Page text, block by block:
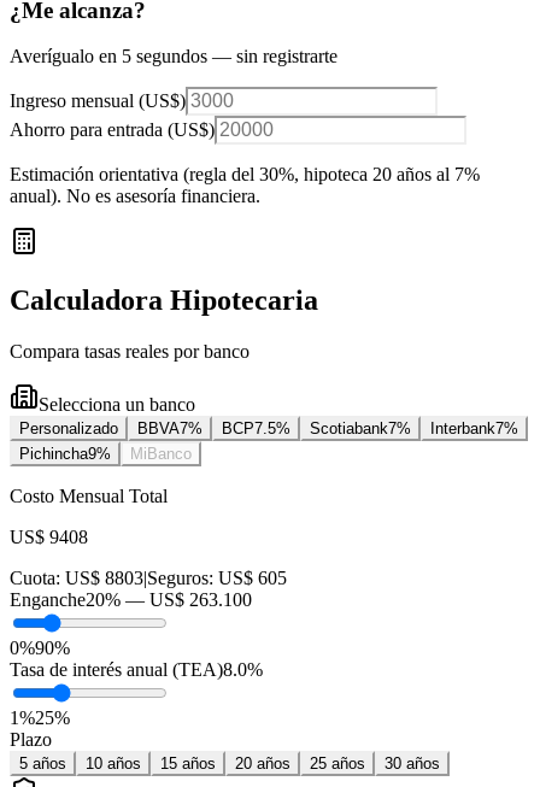
¿Me alcanza?
Averígualo en 5 segundos — sin registrarte
Ingreso mensual (US$)
Ahorro para entrada (US$)
Estimación orientativa (regla del 30%, hipoteca 20 años al 7%
anual). No es asesoría financiera.
Calculadora Hipotecaria
Compara tasas reales por banco
Selecciona un banco
Personalizado BBVA7% BCP7.5% Scotiabank7% Interbank7%
Pichincha9% MiBanco
Costo Mensual Total
US$ 9408
Cuota: US$ 8803|Seguros: US$ 605
Enganche20% — US$ 263.100
0%90%
Tasa de interés anual (TEA)8.0%
1%25%
Plazo
5 años 10 años 15 años 20 años 25 años 30 años